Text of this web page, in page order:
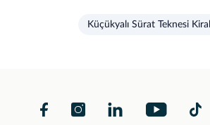
Küçükyalı Sürat Teknesi